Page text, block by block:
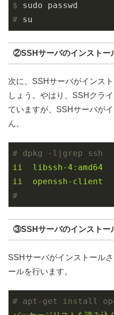
$ sudo passwd
# su
②SSHサーバのインストー
次に、SSHサーバがインス
しょう。やはり、SSHクラ
ていますが、SSHサーバが
ん。
# dpkg -l|grep ssh
ii
libssh-4:amd64
ii
openssh-client
#
③SSHサーバのインストー
SSHサーバがインストール
ールを行います。
# apt-get install